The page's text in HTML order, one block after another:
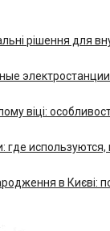
рішення для
віці:
где
в Києві: